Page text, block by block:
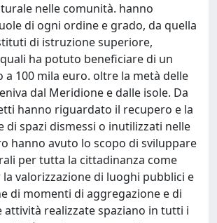
nelle comunità. hanno
di ogni ordine e grado, da quella
di istruzione superiore,
ha potuto beneficiare di un
100 mila euro. oltre la metà delle
dal Meridione e dalle isole. Da
hanno riguardato il recupero e la
di spazi dismessi o inutilizzati nelle
hanno avuto lo scopo di sviluppare
per tutta la cittadinanza come
valorizzazione di luoghi pubblici e
di momenti di aggregazione e di
attività realizzate spaziano in tutti i